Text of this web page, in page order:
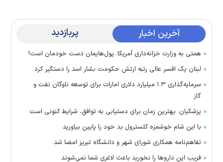
آخرین اخبار پربازدید
همتی به وزارت خزانه‌داری آمریکا: پول‌هایمان دست خودمان است!
لبنان یک افسر عالی رتبه ارتش حکومت بشار اسد را دستگیر کرد
سرمایه‌گذاری ۱.۳ میلیارد دلاری امارات برای توسعه ناوگان نفت و
گاز
پزشکیان: بهترین زمان برای دستیابی به توافق، شرایط کنونی است
با این شام خوشمزه کلسترول بد خود را پایین بیاورید
تفاهم‌نامه همکاری شورای شهر و دانشگاه تبریز امضا شد
فریب این دارو‌ها را نخورید باعث لاغری شما نمی‌شوند